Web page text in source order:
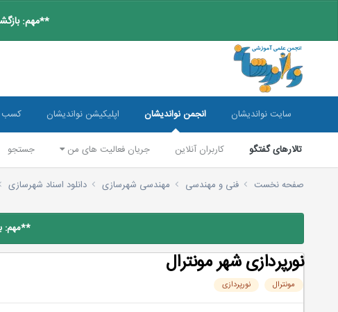
**مهم:
سایت نواندیشان انجمن نواندیشان
تالارهای گفتگو کاربران آنلاین جریان فعالیت های من جستجو
اپلیکیشن نواندیشان کسب
صفحه نخست فنی و مهندسی مهندسی شهرسازی دانلود اسناد شهرسازی
**مهم:
نورپردازی شهر مونترال
مونترال نورپردازی